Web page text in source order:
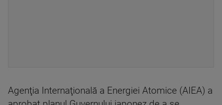
Agenţia Internaţională a Energiei Atomice (AIEA) a